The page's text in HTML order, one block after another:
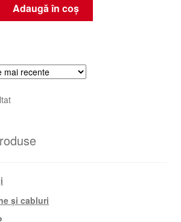
Adaugă în coș
și cabluri